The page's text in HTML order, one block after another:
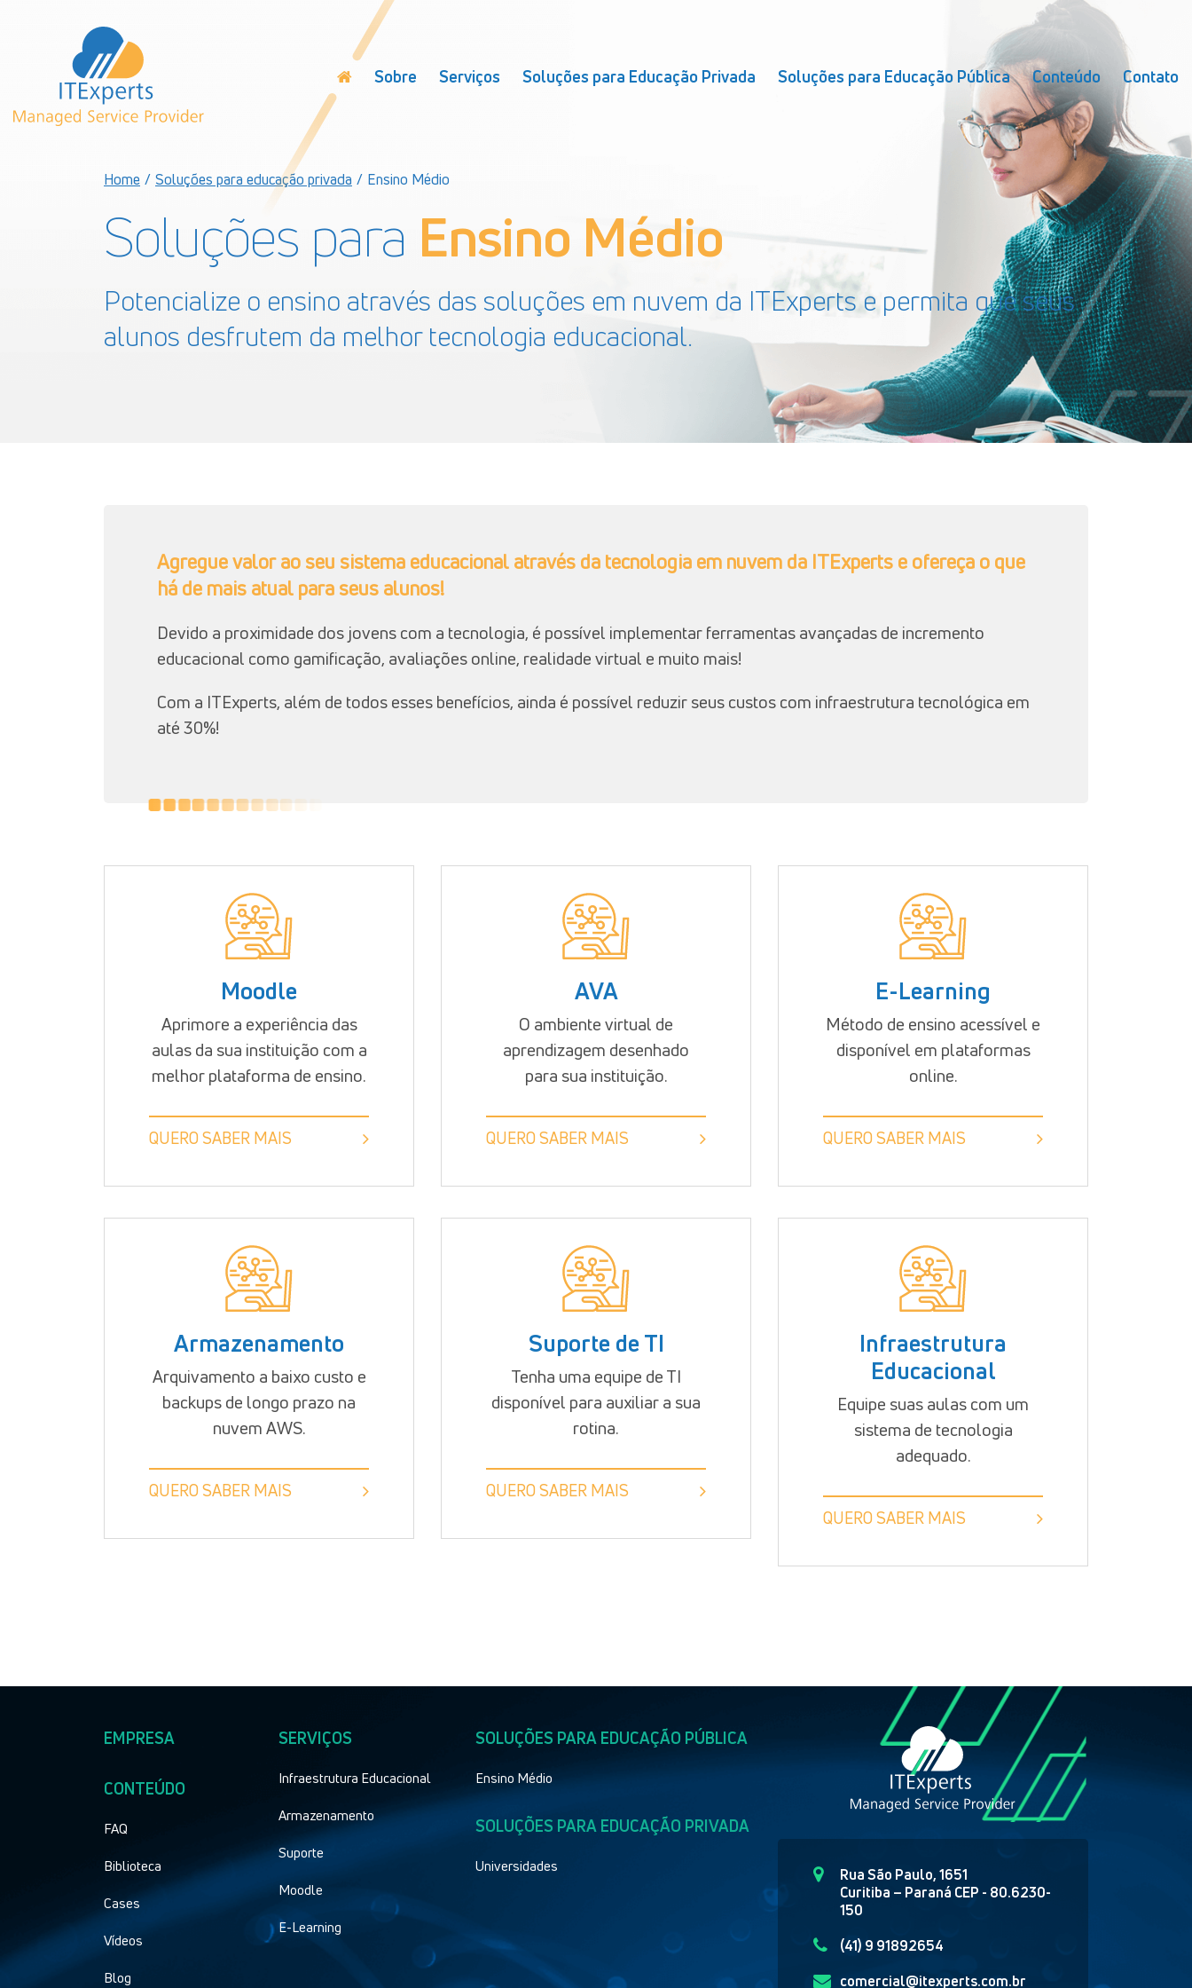
Sobre Serviços Soluções para Educação Privada Soluções para Educação Pública Conteúdo Contato
Home / Soluções para educação privada / Ensino Médio
Soluções para Ensino Médio
Potencialize o ensino através das soluções em nuvem da ITExperts e permita que seus
alunos desfrutem da melhor tecnologia educacional.
Agregue valor ao seu sistema educacional através da tecnologia em nuvem da ITExperts e ofereça o que
há de mais atual para seus alunos!
Devido a proximidade dos jovens com a tecnologia, é possível implementar ferramentas avançadas de incremento
educacional como gamificação, avaliações online, realidade virtual e muito mais!
Com a ITExperts, além de todos esses benefícios, ainda é possível reduzir seus custos com infraestrutura tecnológica em
até 30%!
Moodle
Aprimore a experiência das
aulas da sua instituição com a
melhor plataforma de ensino.
QUERO SABER MAIS
AVA
O ambiente virtual de
aprendizagem desenhado
para sua instituição.
QUERO SABER MAIS
E-Learning
Método de ensino acessível e
disponível em plataformas
online.
QUERO SABER MAIS
Armazenamento
Arquivamento a baixo custo e
backups de longo prazo na
nuvem AWS.
QUERO SABER MAIS
Suporte de TI
Tenha uma equipe de TI
disponível para auxiliar a sua
rotina.
QUERO SABER MAIS
Infraestrutura
Educacional
Equipe suas aulas com um
sistema de tecnologia
adequado.
QUERO SABER MAIS
EMPRESA
CONTEÚDO
FAQ
Biblioteca
Cases
Vídeos
Blog
SERVIÇOS
Infraestrutura Educacional
Armazenamento
Suporte
Moodle
E-Learning
SOLUÇÕES PARA EDUCAÇÃO PÚBLICA
Ensino Médio
SOLUÇÕES PARA EDUCAÇÃO PRIVADA
Universidades
Rua São Paulo, 1651
Curitiba – Paraná CEP - 80.6230-
150
(41) 9 91892654
comercial@itexperts.com.br